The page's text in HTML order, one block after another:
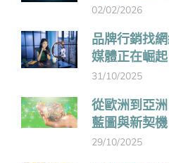
02/02/2026
品牌行銷找
媒體正在崛起
31/10/2025
從歐洲到亞
藍圖與新契機
29/10/2025